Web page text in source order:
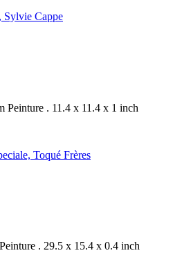
Peinture . 11.4 x 11.4 x 1 inch
Peinture . 29.5 x 15.4 x 0.4 inch